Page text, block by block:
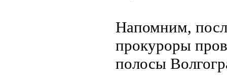
Напомним,
прокуроры
полосы